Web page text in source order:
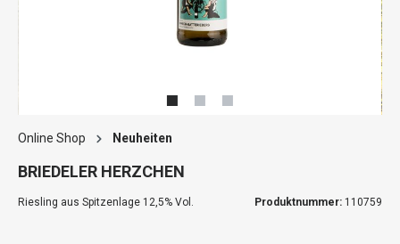
Online Shop Neuheiten
BRIEDELER HERZCHEN
Riesling aus Spitzenlage 12,5% Vol. Produktnummer: 110759